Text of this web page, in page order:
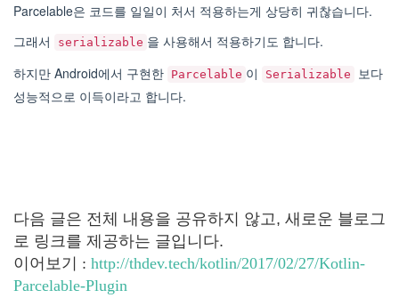
Parcelable은 코드를 일일이 처서 적용하는게 상당히 귀찮습니다.
그래서
serializable 을 사용해서 적용하기도 합니다.
하지만 Android에서 구현한 Parcelable 이 Serializable
보다
성능적으로 이득이라고 합니다.
다음 글은 전체 내용을 공유하지 않고, 새로운 블로그
로 링크를 제공하는 글입니다.
이어보기 : http://thdev.tech/kotlin/2017/02/27/Kotlin-
Parcelable-Plugin